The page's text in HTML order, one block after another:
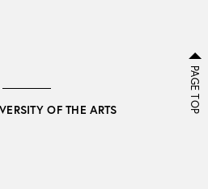
OF THE ARTS PAGE TOP